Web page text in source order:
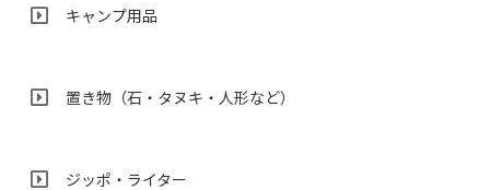
キャンプ用品
置き物（石・タヌキ・人形など）
ジッポ・ライター